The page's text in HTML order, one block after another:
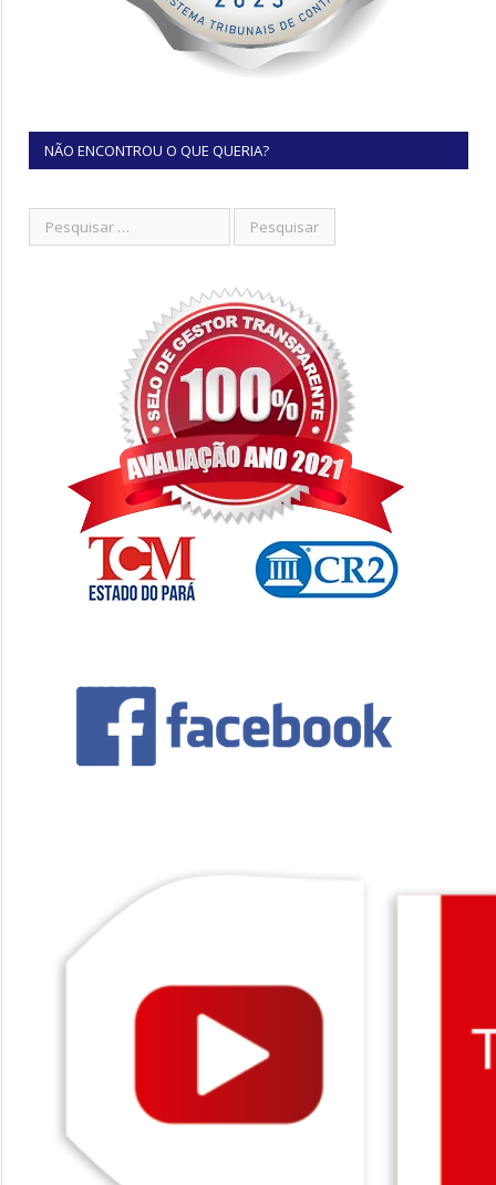
NÃO ENCONTROU O QUE QUERIA?